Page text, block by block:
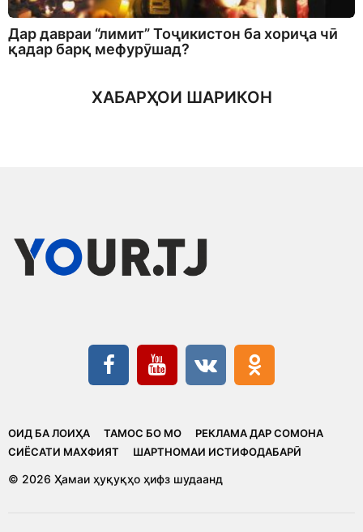
Дар давраи “лимит” Тоҷикистон ба хориҷа чӣ
қадар барқ мефурӯшад?
ХАБАРҲОИ ШАРИКОН
ОИД БА ЛОИҲА ТАМОС БО МО
РЕКЛАМА ДАР СОМОНА
CИЁСАТИ МАХФИЯТ
ШАРТНОМАИ ИСТИФОДАБАРӢ
© 2026 Ҳамаи ҳуқуқҳо ҳифз шудаанд